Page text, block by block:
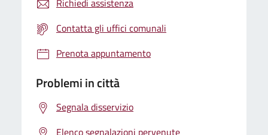
Richiedi assistenza
Contatta gli uffici comunali
Prenota appuntamento
Problemi in città
Segnala disservizio
Elenco segnalazioni pervenute